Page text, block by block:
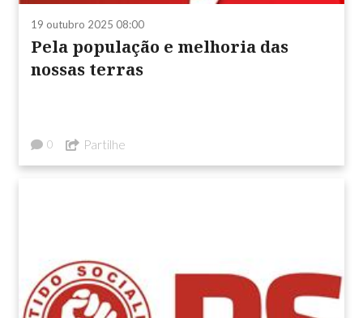
19 outubro 2025 08:00
Pela população e melhoria das
nossas terras
0 Partilhe